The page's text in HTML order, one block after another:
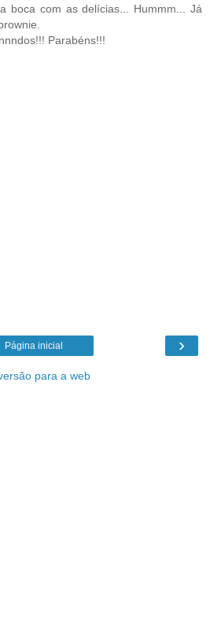
boca com as delícias... Hummm... Já
Parabéns!!!
›
Página inicial
para a web